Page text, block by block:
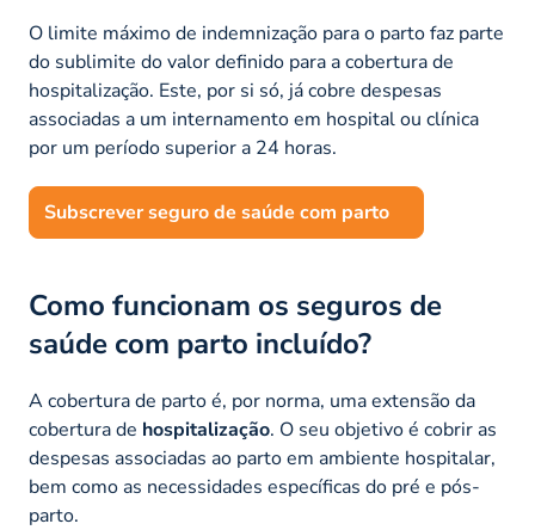
O limite máximo de indemnização para o parto faz parte
do sublimite do valor definido para a cobertura de
hospitalização. Este, por si só, já cobre despesas
associadas a um internamento em hospital ou clínica
por um período superior a 24 horas.
Subscrever seguro de saúde com parto
Como funcionam os seguros de
saúde com parto incluído?
A cobertura de parto é, por norma, uma extensão da
cobertura de hospitalização. O seu objetivo é cobrir as
despesas associadas ao parto em ambiente hospitalar,
bem como as necessidades específicas do pré e pós-
parto.